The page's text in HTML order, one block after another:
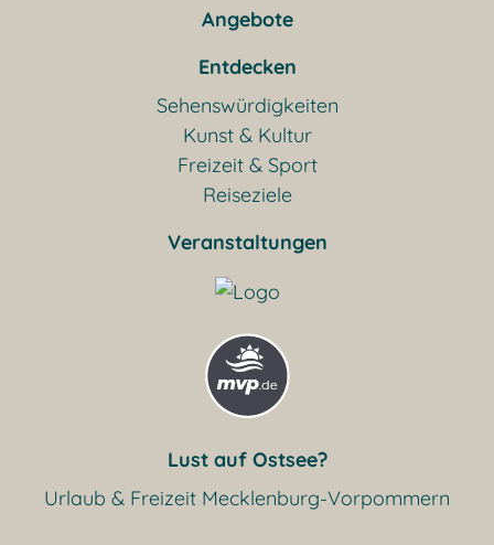
Angebote
Entdecken
Sehenswürdigkeiten
Kunst & Kultur
Freizeit & Sport
Reiseziele
Veranstaltungen
Lust auf Ostsee?
Urlaub & Freizeit Mecklenburg-Vorpommern